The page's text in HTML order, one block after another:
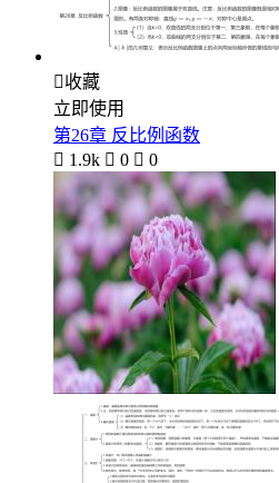
收藏
立即使用
第26章 反比例函数
 1.9k  0  0